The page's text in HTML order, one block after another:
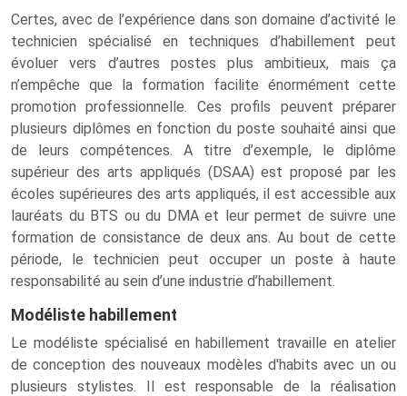
Certes, avec de l’expérience dans son domaine d’activité le
technicien spécialisé en techniques d’habillement peut
évoluer vers d’autres postes plus ambitieux, mais ça
n’empêche que la formation facilite énormément cette
promotion professionnelle. Ces profils peuvent préparer
plusieurs diplômes en fonction du poste souhaité ainsi que
de leurs compétences. A titre d’exemple, le diplôme
supérieur des arts appliqués (DSAA) est proposé par les
écoles supérieures des arts appliqués, il est accessible aux
lauréats du BTS ou du DMA et leur permet de suivre une
formation de consistance de deux ans. Au bout de cette
période, le technicien peut occuper un poste à haute
responsabilité au sein d’une industrie d’habillement.
Modéliste habillement
Le modéliste spécialisé en habillement travaille en atelier
de conception des nouveaux modèles d'habits avec un ou
plusieurs stylistes. Il est responsable de la réalisation